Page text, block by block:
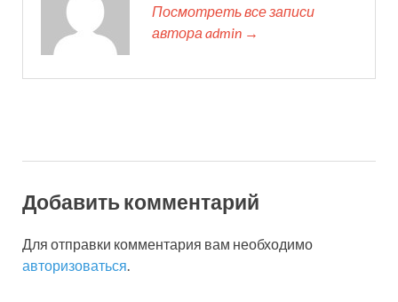
Посмотреть все записи
автора admin →
Добавить комментарий
Для отправки комментария вам необходимо
авторизоваться.